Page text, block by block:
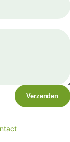
Verzenden